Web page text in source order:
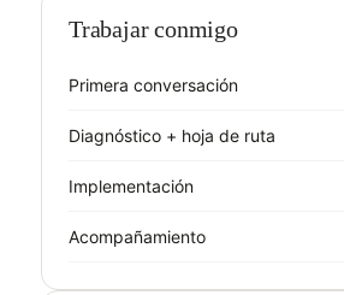
Trabajar conmigo
Primera conversación
Diagnóstico + hoja de ruta
Implementación
Acompañamiento